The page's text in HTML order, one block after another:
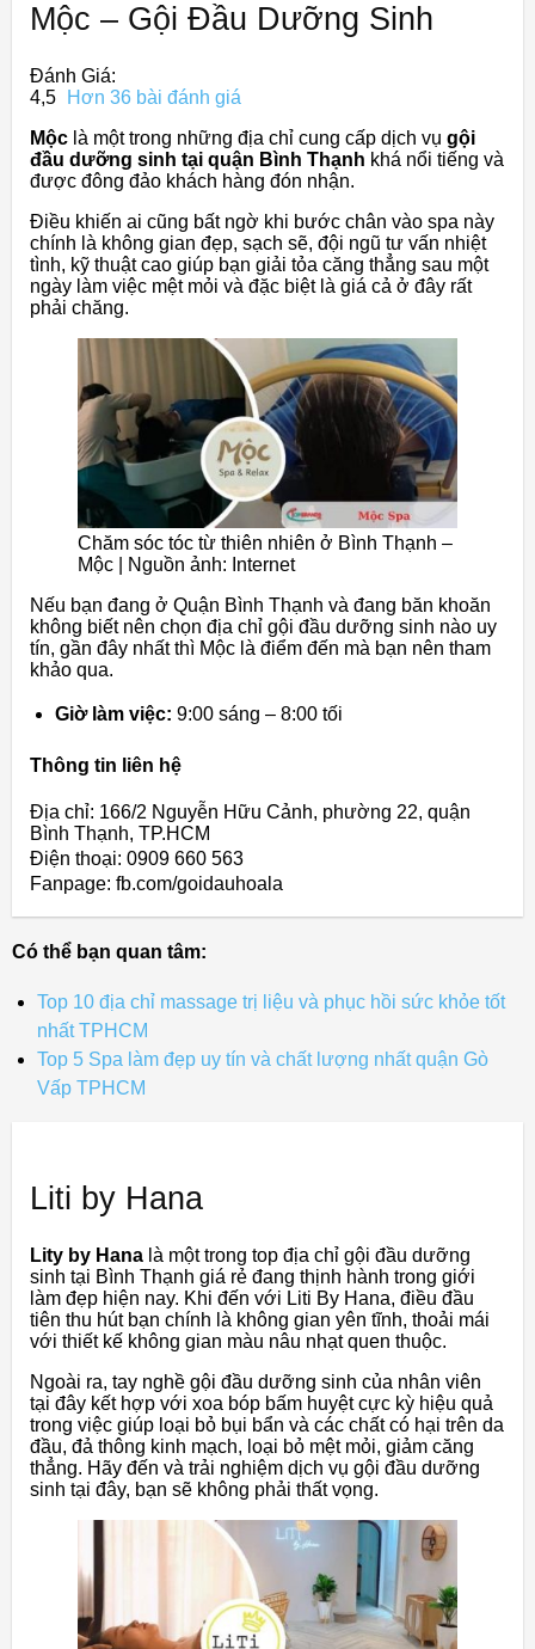
Mộc – Gội Đầu Dưỡng Sinh
Đánh Giá:
4,5
Hơn 36 bài đánh giá
Mộc là một trong những địa chỉ cung cấp dịch vụ gội
đầu dưỡng sinh tại quận Bình Thạnh khá nổi tiếng và
được đông đảo khách hàng đón nhận.
Điều khiến ai cũng bất ngờ khi bước chân vào spa này
chính là không gian đẹp, sạch sẽ, đội ngũ tư vấn nhiệt
tình, kỹ thuật cao giúp bạn giải tỏa căng thẳng sau một
ngày làm việc mệt mỏi và đặc biệt là giá cả ở đây rất
phải chăng.
Chăm sóc tóc từ thiên nhiên ở Bình Thạnh –
Mộc | Nguồn ảnh: Internet
Nếu bạn đang ở Quận Bình Thạnh và đang băn khoăn
không biết nên chọn địa chỉ gội đầu dưỡng sinh nào uy
tín, gần đây nhất thì Mộc là điểm đến mà bạn nên tham
khảo qua.
Giờ làm việc: 9:00 sáng – 8:00 tối
Thông tin liên hệ
Địa chỉ: 166/2 Nguyễn Hữu Cảnh, phường 22, quận
Bình Thạnh, TP.HCM
Điện thoại: 0909 660 563
Fanpage: fb.com/goidauhoala
Có thể bạn quan tâm:
Top 10 địa chỉ massage trị liệu và phục hồi sức khỏe tốt
nhất TPHCM
Top 5 Spa làm đẹp uy tín và chất lượng nhất quận Gò
Vấp TPHCM
Liti by Hana
Lity by Hana là một trong top địa chỉ gội đầu dưỡng
sinh tại Bình Thạnh giá rẻ đang thịnh hành trong giới
làm đẹp hiện nay. Khi đến với Liti By Hana, điều đầu
tiên thu hút bạn chính là không gian yên tĩnh, thoải mái
với thiết kế không gian màu nâu nhạt quen thuộc.
Ngoài ra, tay nghề gội đầu dưỡng sinh của nhân viên
tại đây kết hợp với xoa bóp bấm huyệt cực kỳ hiệu quả
trong việc giúp loại bỏ bụi bẩn và các chất có hại trên da
đầu, đả thông kinh mạch, loại bỏ mệt mỏi, giảm căng
thẳng. Hãy đến và trải nghiệm dịch vụ gội đầu dưỡng
sinh tại đây, bạn sẽ không phải thất vọng.